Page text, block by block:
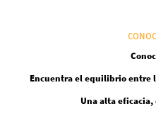
Encuentra el equilibrio entre
Una alta